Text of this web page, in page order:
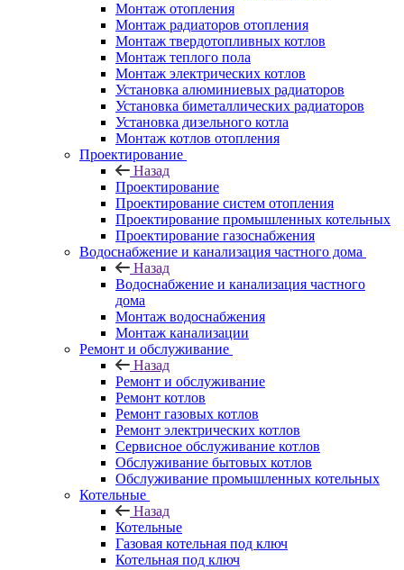
Монтаж отопления
Монтаж радиаторов отопления
Монтаж твердотопливных котлов
Монтаж теплого пола
Монтаж электрических котлов
Установка алюминиевых радиаторов
Установка биметаллических радиаторов
Установка дизельного котла
Монтаж котлов отопления
Проектирование
Назад
Проектирование
Проектирование систем отопления
Проектирование промышленных котельных
Проектирование газоснабжения
Водоснабжение и канализация частного дома
Назад
Водоснабжение и канализация частного
дома
Монтаж водоснабжения
Монтаж канализации
Ремонт и обслуживание
Назад
Ремонт и обслуживание
Ремонт котлов
Ремонт газовых котлов
Ремонт электрических котлов
Сервисное обслуживание котлов
Обслуживание бытовых котлов
Обслуживание промышленных котельных
Котельные
Назад
Котельные
Газовая котельная под ключ
Котельная под ключ